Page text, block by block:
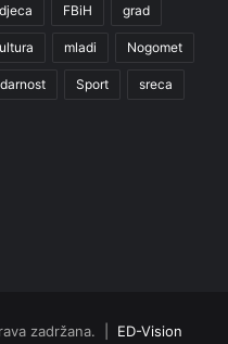
djeca FBiH grad
mladi Nogomet
Sport sreca
zadržana. | ED-Vision